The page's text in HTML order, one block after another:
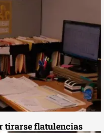
tirarse flatulencias